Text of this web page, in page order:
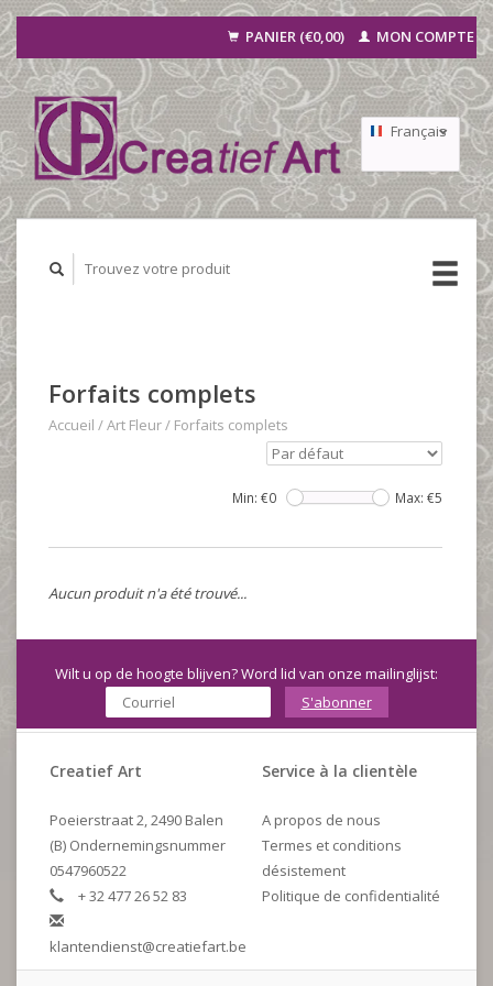
PANIER (€0,00) MON COMPTE
Français
Nederlands
Forfaits complets
Accueil /Art Fleur/ Forfaits complets
Min: €0 Max: €5
Aucun produit n'a été trouvé...
Wilt u op de hoogte blijven? Word lid van onze mailinglijst:
S'abonner
Creatief Art
Poeierstraat 2, 2490 Balen
(B) Ondernemingsnummer
0547960522
+ 32 477 26 52 83
klantendienst@creatiefart.be
Service à la clientèle
A propos de nous
Termes et conditions
désistement
Politique de confidentialité